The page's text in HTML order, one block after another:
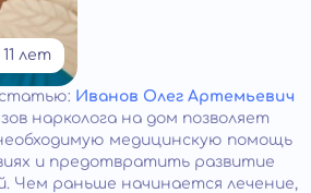
лет
Иванов Олег Артемьевич
нарколога на дом позволяет
медицинскую помощь
и предотвратить развитие
Чем раньше начинается лечение,